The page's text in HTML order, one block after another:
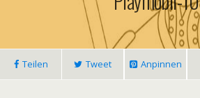
Teilen Tweet Anpinnen